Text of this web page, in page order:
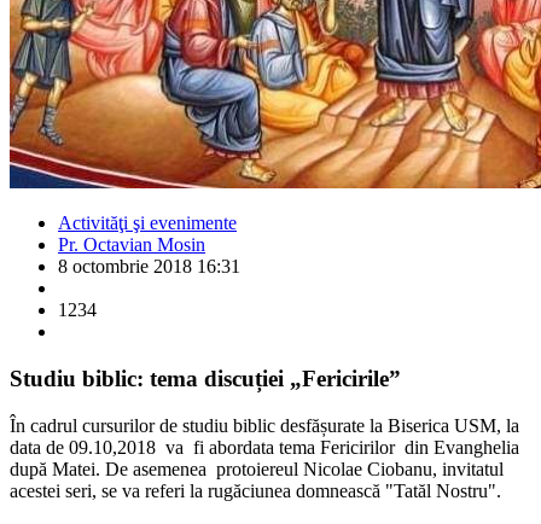
Activităţi şi evenimente
Pr. Octavian Mosin
8 octombrie 2018 16:31
1234
Studiu biblic: tema discuției „Fericirile”
În cadrul cursurilor de studiu biblic desfășurate la Biserica USM, la
data de 09.10,2018 va fi abordata tema Fericirilor din Evanghelia
după Matei. De asemenea protoiereul Nicolae Ciobanu, invitatul
acestei seri, se va referi la rugăciunea domnească "Tatăl Nostru".